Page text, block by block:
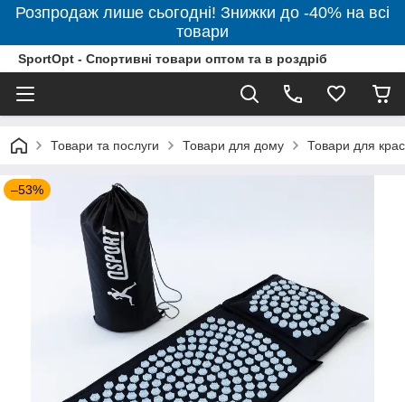
Розпродаж лише сьогодні! Знижки до -40% на всі
товари
SportOpt - Спортивні товари оптом та в роздріб
Товари та послуги Товари для дому Товари для
–53%